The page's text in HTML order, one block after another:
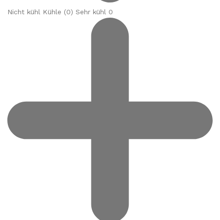
Nicht kühl Kühle (0) Sehr kühl 0